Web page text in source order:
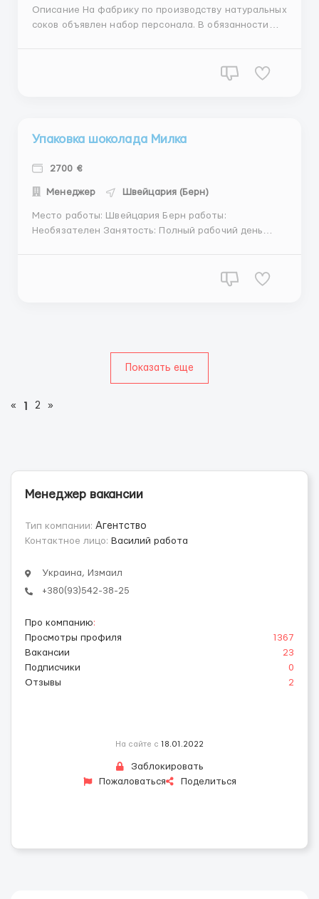
Описание На фабрику по производству натуральных
соков объявлен набор персонала. В обязанности
сканером, логистика. носить и как-то перемещать
Упаковка шоколада Милка
2700 €
Менеджер Швейцария (Берн)
Место работы: Швейцария Берн работы:
Необязателен Занятость: Полный рабочий день
Требования: • Мужчины, Женщины• Возраст от 18 до
Показать еще
« 2 »
Менеджер вакансии
Тип компании: Агентство
Контактное лицо: Василий работа
Украина, Измаил
+380(93)542-38-25
Про компанию:
Просмотры профиля
1367
Вакансии
23
Подписчики
0
Отзывы
2
На сайте с 18.01.2022
Заблокировать
Пожаловаться
Поделиться